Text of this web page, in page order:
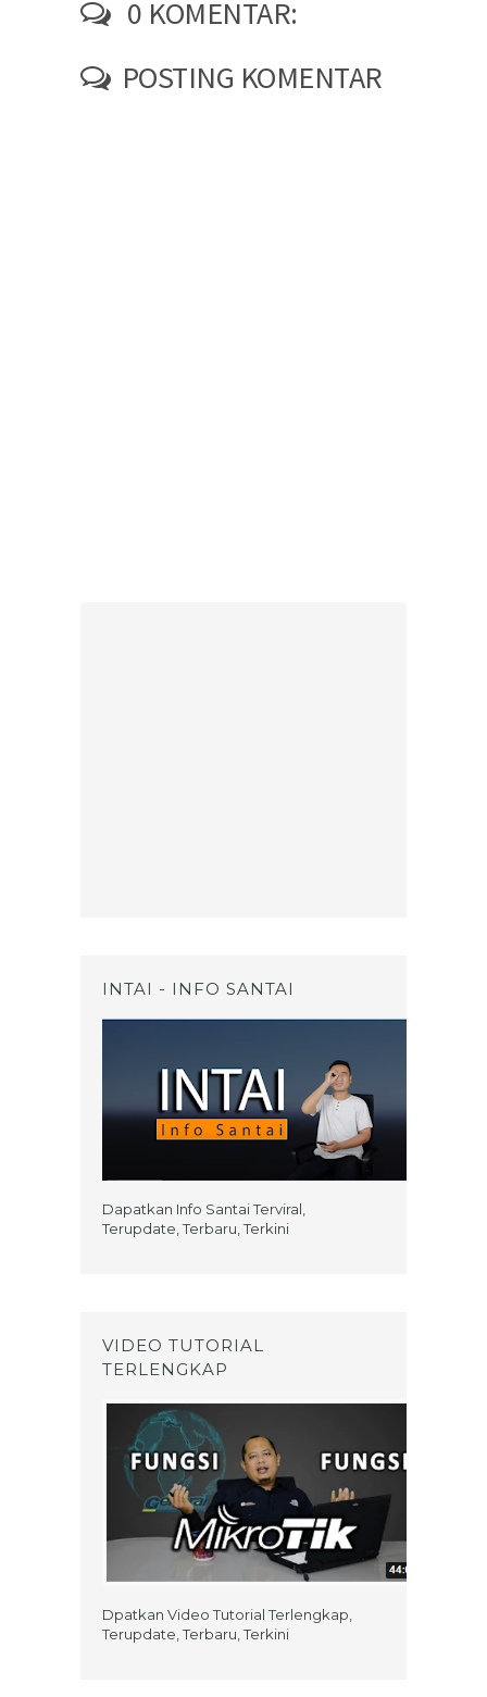
0 KOMENTAR:
POSTING KOMENTAR
INTAI - INFO SANTAI
Dapatkan Info Santai Terviral,
Terupdate, Terbaru, Terkini
VIDEO TUTORIAL
TERLENGKAP
Dpatkan Video Tutorial Terlengkap,
Terupdate, Terbaru, Terkini